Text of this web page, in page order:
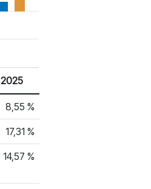
2025
8,55 %
17,31 %
14,57 %